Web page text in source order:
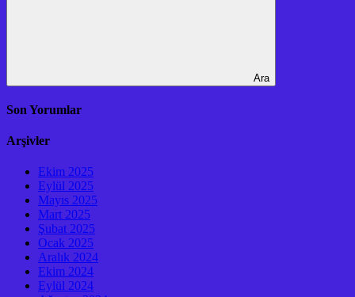
Ara
Son Yorumlar
Arşivler
Ekim 2025
Eylül 2025
Mayıs 2025
Mart 2025
Şubat 2025
Ocak 2025
Aralık 2024
Ekim 2024
Eylül 2024